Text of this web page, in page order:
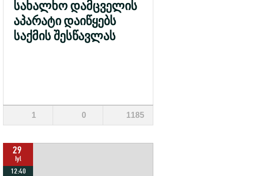
სახალხო დამცველის
აპარატი დაიწყებს
საქმის შესწავლას
1 0 1185
29
Iyl
12:40